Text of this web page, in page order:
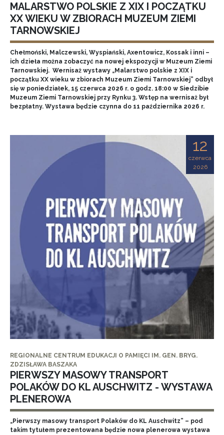
MALARSTWO POLSKIE Z XIX I POCZĄTKU
XX WIEKU W ZBIORACH MUZEUM ZIEMI
TARNOWSKIEJ
Chełmoński, Malczewski, Wyspiański, Axentowicz, Kossak i inni –
ich dzieła można zobaczyć na nowej ekspozycji w Muzeum Ziemi
Tarnowskiej. Wernisaż wystawy „Malarstwo polskie z XIX i
początku XX wieku w zbiorach Muzeum Ziemi Tarnowskiej” odbył
się w poniedziałek, 15 czerwca 2026 r. o godz. 18:00 w Siedzibie
Muzeum Ziemi Tarnowskiej przy Rynku 3. Wstęp na wernisaż był
bezpłatny. Wystawa będzie czynna do 11 października 2026 r.
12
czerwca
2026
REGIONALNE CENTRUM EDUKACJI O PAMIĘCI IM. GEN. BRYG.
ZDZISŁAWA BASZAKA
PIERWSZY MASOWY TRANSPORT
POLAKÓW DO KL AUSCHWITZ - WYSTAWA
PLENEROWA
„Pierwszy masowy transport Polaków do KL Auschwitz” – pod
takim tytułem prezentowana będzie nowa plenerowa wystawa